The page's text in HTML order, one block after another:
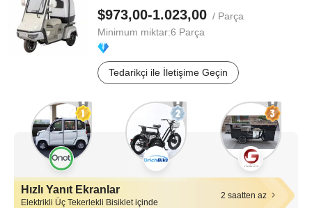
$973,00-1.023,00 / Parça
Minimum miktar:6 Parça
Tedarikçi ile İletişime Geçin
Hızlı Yanıt Ekranlar
Elektrikli Üç Tekerlekli Bisiklet içinde
2 saatten az